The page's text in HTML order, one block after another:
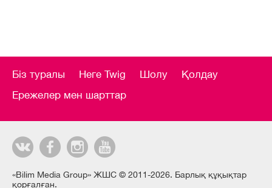
Біз туралы Неге Twig Шолу
Қолдау
Ережелер мен шарттар
«Bilim Media Group» ЖШС © 2011-2026. Барлық құқықтар
қорғалған.